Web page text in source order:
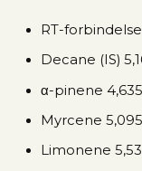
RT-
Decane (IS)
α-pinene 4,635
Myrcene 5,095
Limonene